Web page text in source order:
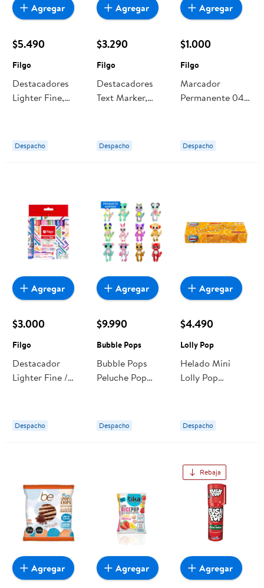
$5.490
Filgo
Destacadores
Lighter Fine,
Despacho
Agregar
$3.290
Filgo
Destacadores
Text Marker,
Un Filgo
Despacho
Agregar
$1.000
Filgo
Marcador
Permanente 040
Despacho
Agregar
$3.000
Filgo
Destacador
Lighter Fine /
Despacho
Agregar
$9.990
Bubble Pops
Bubble Pops
Peluche Pop
Despacho
Agregar
$4.490
Lolly Pop
Helado Mini
Lolly Pop
Despacho
Agregar
Agregar Agregar
Rebaja
Agregar